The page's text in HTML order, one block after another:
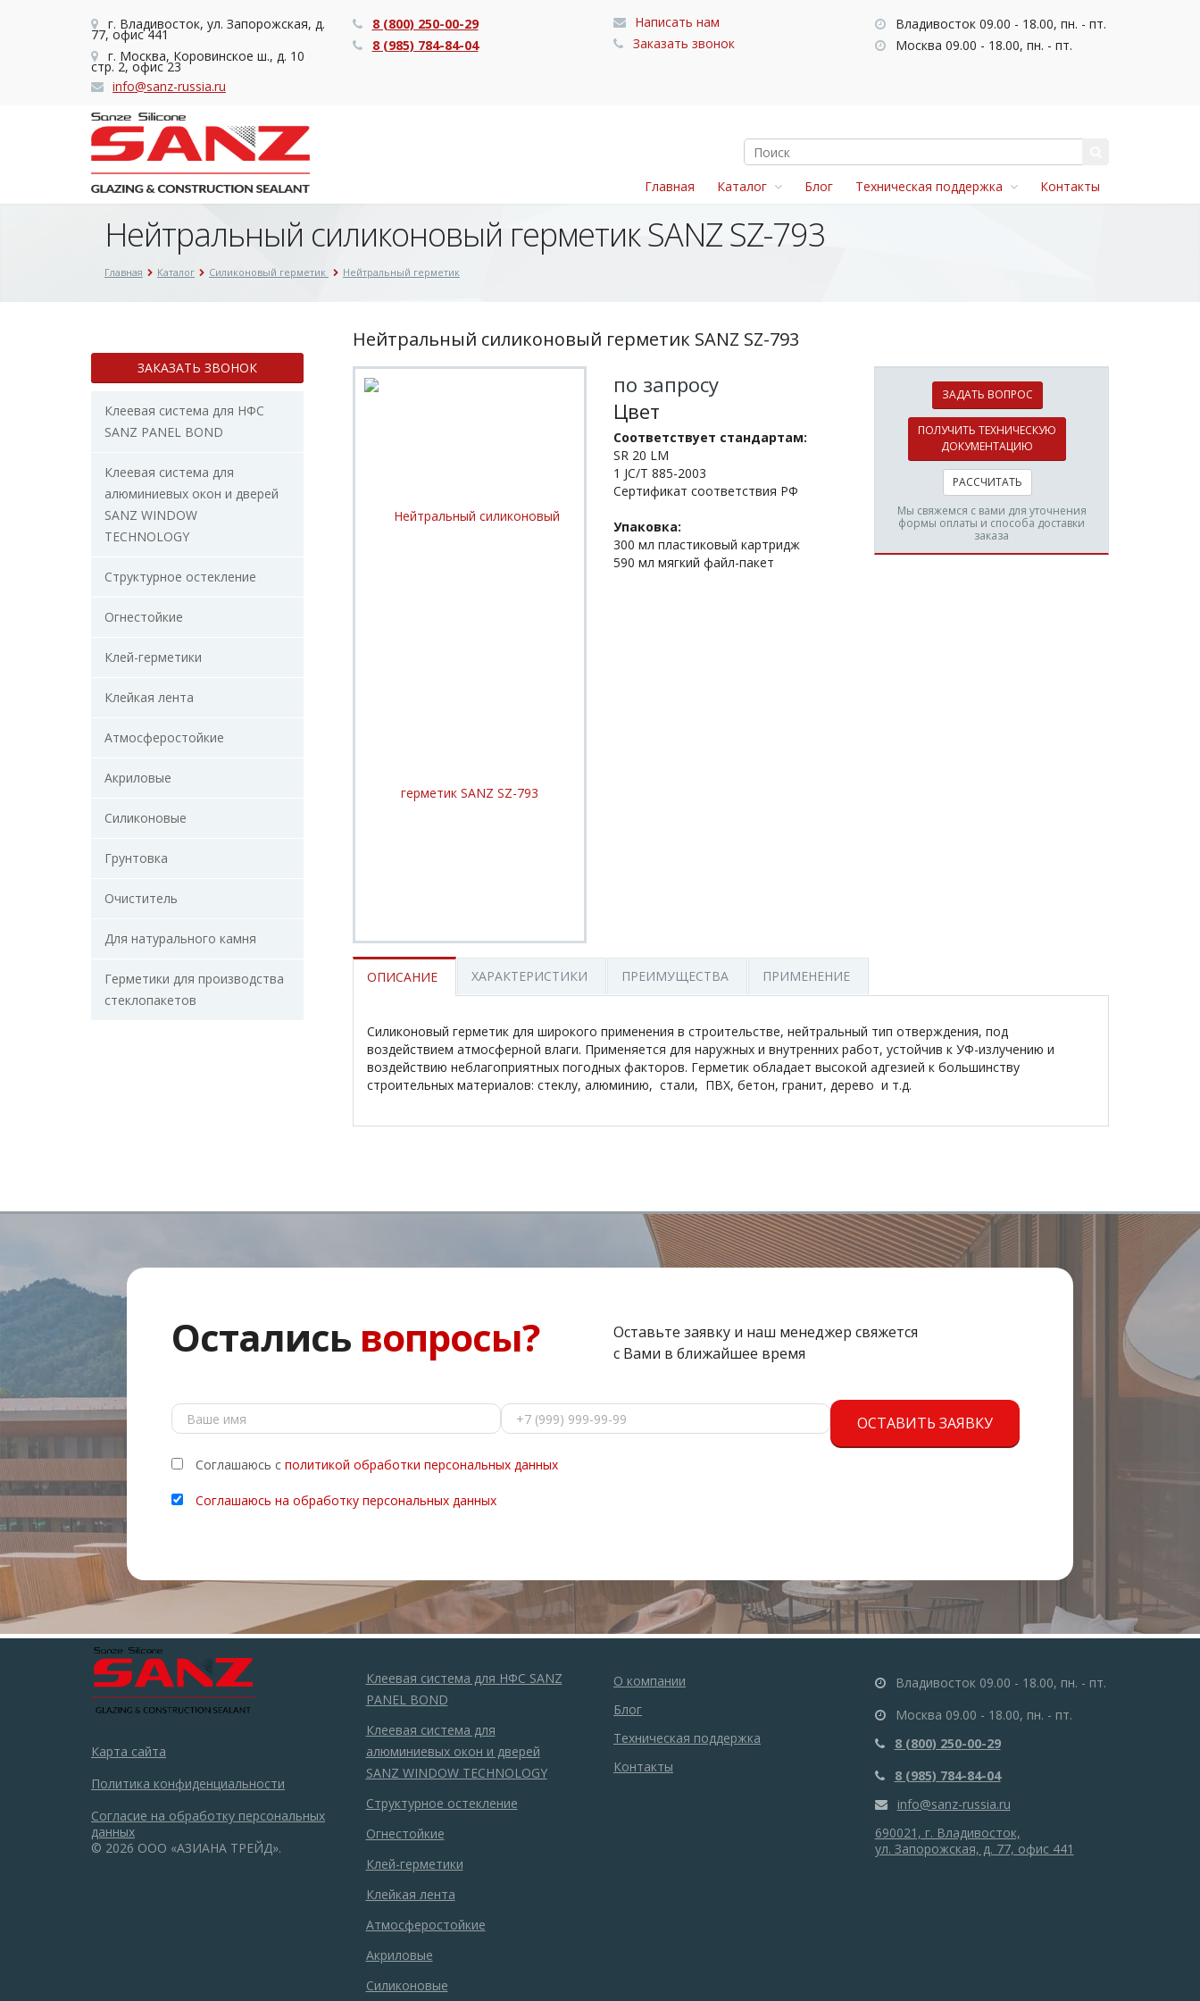
г. Владивосток, ул. Запорожская, д.
77, офис 441
г. Москва, Коровинское ш., д. 10
стр. 2, офис 23
info@sanz-russia.ru
8 (800) 250-00-29
8 (985) 784-84-04
Написать нам
Заказать звонок
Владивосток 09.00 - 18.00, пн. - пт.
Москва 09.00 - 18.00, пн. - пт.
Главная Каталог Блог Техническая поддержка Контакты
Нейтральный силиконовый герметик SANZ SZ-793
Главная Каталог Силиконовый герметик Нейтральный герметик
ЗАКАЗАТЬ ЗВОНОК
Клеевая система для НФС
SANZ PANEL BOND
Клеевая система для
алюминиевых окон и дверей
SANZ WINDOW
TECHNOLOGY
Структурное остекление
Огнестойкие
Клей-герметики
Клейкая лента
Атмосферостойкие
Акриловые
Силиконовые
Грунтовка
Очиститель
Для натурального камня
Герметики для производства
стеклопакетов
Нейтральный силиконовый герметик SANZ SZ-793
по запросу
Цвет
Соответствует стандартам:
SR 20 LM
1 JC/T 885-2003
Сертификат соответствия РФ
Упаковка:
300 мл пластиковый картридж
590 мл мягкий файл-пакет
ЗАДАТЬ ВОПРОС
ПОЛУЧИТЬ ТЕХНИЧЕСКУЮ
ДОКУМЕНТАЦИЮ
РАССЧИТАТЬ
Мы свяжемся с вами для уточнения
формы оплаты и способа доставки
заказа
ОПИСАНИЕ ХАРАКТЕРИСТИКИ ПРЕИМУЩЕСТВА ПРИМЕНЕНИЕ
Силиконовый герметик для широкого применения в строительстве, нейтральный тип отверждения, под
воздействием атмосферной влаги. Применяется для наружных и внутренних работ, устойчив к УФ-излучению и
воздействию неблагоприятных погодных факторов. Герметик обладает высокой адгезией к большинству
строительных материалов: стеклу, алюминию, стали, ПВХ, бетон, гранит, дерево и т.д.
Остались вопросы?
Оставьте заявку и наш менеджер свяжется
с Вами в ближайшее время
ОСТАВИТЬ ЗАЯВКУ
Соглашаюсь с политикой обработки персональных данных
Соглашаюсь на обработку персональных данных
Карта сайта
Политика конфиденциальности
Согласие на обработку персональных
данных
© 2026 ООО «АЗИАНА ТРЕЙД».
Клеевая система для НФС SANZ
PANEL BOND
Клеевая система для
алюминиевых окон и дверей
SANZ WINDOW TECHNOLOGY
Структурное остекление
Огнестойкие
Клей-герметики
Клейкая лента
Атмосферостойкие
Акриловые
Силиконовые
О компании
Блог
Техническая поддержка
Контакты
Владивосток 09.00 - 18.00, пн. - пт.
Москва 09.00 - 18.00, пн. - пт.
8 (800) 250-00-29
8 (985) 784-84-04
info@sanz-russia.ru
690021, г. Владивосток,
ул. Запорожская, д. 77, офис 441